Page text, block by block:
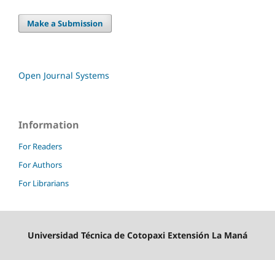
Make a Submission
Open Journal Systems
Information
For Readers
For Authors
For Librarians
Universidad Técnica de Cotopaxi Extensión La Maná